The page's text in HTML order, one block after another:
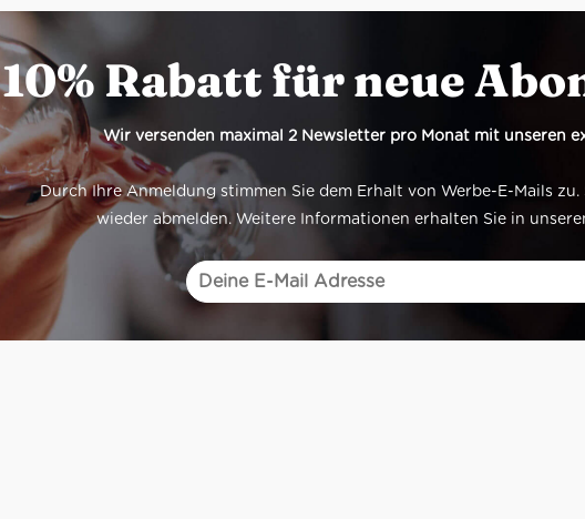
10% Rabatt für neue
Wir versenden maximal 2 Newsletter pro Monat mit unseren
Durch Ihre Anmeldung stimmen Sie dem Erhalt von Werbe-E-Mails
wieder abmelden. Weitere Informationen erhalten Sie in